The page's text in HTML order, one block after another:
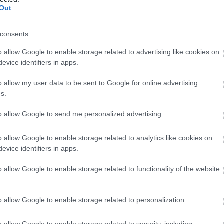
allow Google to enable storage related to advertising like cookies on
identifiers in apps.
allow my user data to be sent to Google for online advertising
allow Google to send me personalized advertising.
allow Google to enable storage related to analytics like cookies on
identifiers in apps.
allow Google to enable storage related to functionality of the website
allow Google to enable storage related to personalization.
mellett állni, bár kétségtelen, hogy a rengeteg
és finom étel varázsolható. Ősszel viszont itt a
a felmelegítő, kényeztető ételek szezonja.
finomságokkal bíbelődni, hosszan sütni a húst,